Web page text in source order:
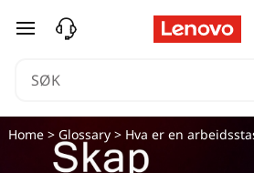
H
e
gå til hovedinnhold
Home> Glossary> Hva er en